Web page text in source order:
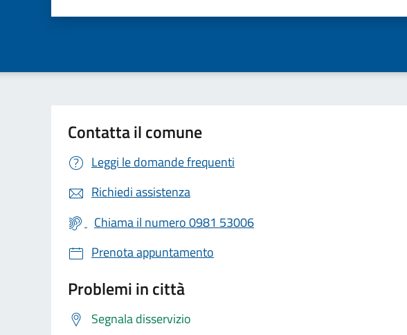
Contatta il comune
Leggi le domande frequenti
Richiedi assistenza
Chiama il numero 0981 53006
Prenota appuntamento
Problemi in città
Segnala disservizio